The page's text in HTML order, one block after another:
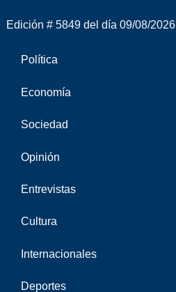
Edición # 5849 del día 09/08/2026
Política
Economía
Sociedad
Opinión
Entrevistas
Cultura
Internacionales
Deportes